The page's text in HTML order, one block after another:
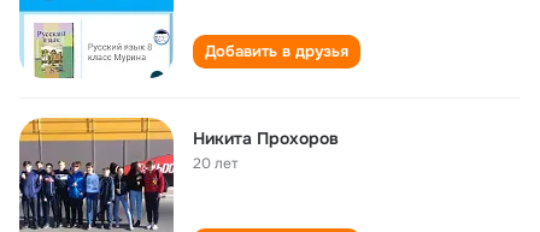
Добавить в друзья
Никита Прохоров
20 лет